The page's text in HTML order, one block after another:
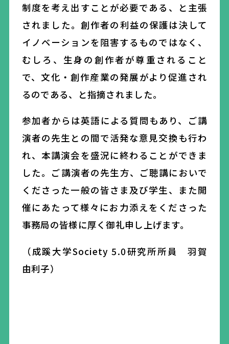
制度を考え出すことが必要である、と主張
されました。創作者の利益の保護は決して
イノベーションを阻害するものではなく、
むしろ、生身の創作者が尊重されること
で、文化・創作産業の発展がより促進され
るのである、と指摘されました。
参加者からは英語による質問 もあり 、 ご講
演者の先生との間で活発な意見交換 も行わ
れ、本講演会を盛況に終わることができ ま
した。 ご講演者の先生方、ご聴講においで
くださった一般の皆さま及び学生、また開
催に あ たって様々にお力添えをくださった
事務局の皆様に厚く御礼申し上げます。
（成蹊大学Society 5.0研究所所員 羽賀
由利子）